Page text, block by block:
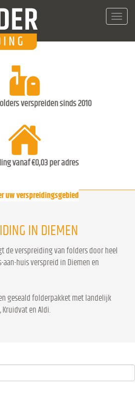
verspreiden sinds 2010
vanaf €0,03 per adres
uw verspreidingsgebied
IN DIEMEN
de verspreiding van folders door heel
aan-huis verspreid in Diemen en
geseald folderpakket met landelijk
en Aldi.